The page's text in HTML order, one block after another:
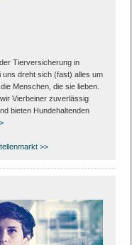
Tierversicherung in
uns dreht sich (fast) alles um
Menschen, die sie lieben.
Vierbeiner zuverlässig
bieten Hundehaltenden
>>